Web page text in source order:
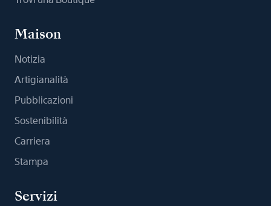
Maison
Notizia
Artigianalità
Pubblicazioni
Sostenibilità
Carriera
Stampa
Servizi